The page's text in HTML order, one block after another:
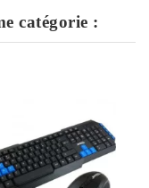
catégorie :